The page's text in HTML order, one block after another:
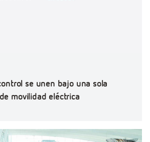
se unen bajo una sola
movilidad eléctrica